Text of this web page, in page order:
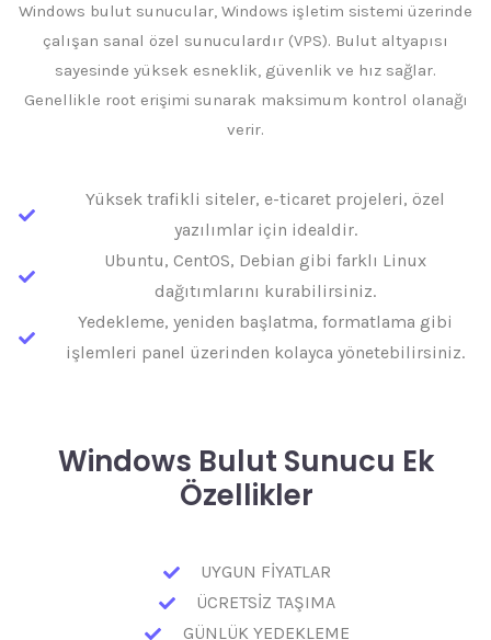
Windows bulut sunucular, Windows işletim sistemi üzerinde
çalışan sanal özel sunuculardır (VPS). Bulut altyapısı
sayesinde yüksek esneklik, güvenlik ve hız sağlar.
Genellikle root erişimi sunarak maksimum kontrol olanağı
verir.
Yüksek trafikli siteler, e-ticaret projeleri, özel
yazılımlar için idealdir.
Ubuntu, CentOS, Debian gibi farklı Linux
dağıtımlarını kurabilirsiniz.
Yedekleme, yeniden başlatma, formatlama gibi
işlemleri panel üzerinden kolayca yönetebilirsiniz.
Windows Bulut Sunucu Ek
Özellikler
UYGUN FİYATLAR
ÜCRETSİZ TAŞIMA
GÜNLÜK YEDEKLEME